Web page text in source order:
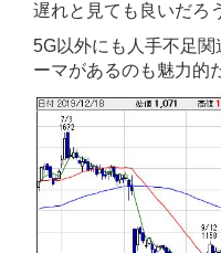
遅れと見ても良いだろ
5G以外にも人手不足
ーマがあるのも魅力的